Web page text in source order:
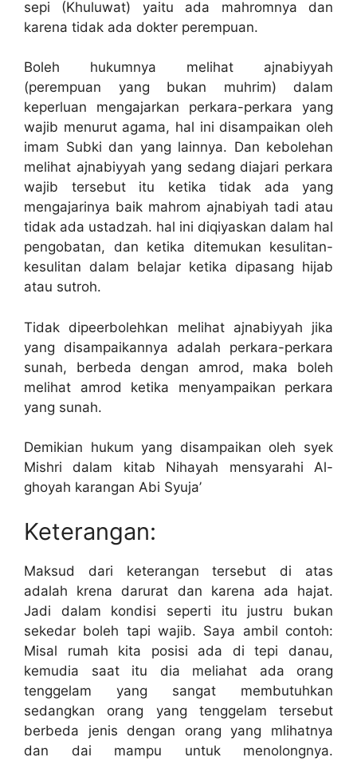
sepi (Khuluwat) yaitu ada mahromnya dan
karena tidak ada dokter perempuan.
Boleh hukumnya melihat ajnabiyyah
(perempuan yang bukan muhrim) dalam
keperluan mengajarkan perkara-perkara yang
wajib menurut agama, hal ini disampaikan oleh
imam Subki dan yang lainnya. Dan kebolehan
melihat ajnabiyyah yang sedang diajari perkara
wajib tersebut itu ketika tidak ada yang
mengajarinya baik mahrom ajnabiyah tadi atau
tidak ada ustadzah. hal ini diqiyaskan dalam hal
pengobatan, dan ketika ditemukan kesulitan-
kesulitan dalam belajar ketika dipasang hijab
atau sutroh.
Tidak dipeerbolehkan melihat ajnabiyyah jika
yang disampaikannya adalah perkara-perkara
sunah, berbeda dengan amrod, maka boleh
melihat amrod ketika menyampaikan perkara
yang sunah.
Demikian hukum yang disampaikan oleh syek
Mishri dalam kitab Nihayah mensyarahi Al-
ghoyah karangan Abi Syuja’
Keterangan:
Maksud dari keterangan tersebut di atas
adalah krena darurat dan karena ada hajat.
Jadi dalam kondisi seperti itu justru bukan
sekedar boleh tapi wajib. Saya ambil contoh:
Misal rumah kita posisi ada di tepi danau,
kemudia saat itu dia meliahat ada orang
tenggelam yang sangat membutuhkan
sedangkan orang yang tenggelam tersebut
berbeda jenis dengan orang yang mlihatnya
dan dai mampu untuk menolongnya.